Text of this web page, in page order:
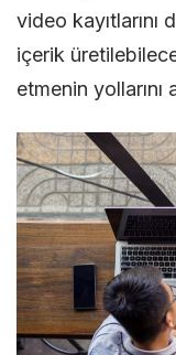
video kayıtlarını
içerik
etmenin yollarını